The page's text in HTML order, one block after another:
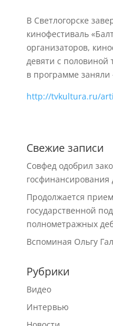
В Светлогорске
кинофестиваль
организаторов,
девяти с половиной
в программе
http://tvkultura.ru/
Свежие записи
Совфед одобрил
Продолжается
государственной
полнометражных
Вспоминая Ольгу
Рубрики
Видео
Интервью